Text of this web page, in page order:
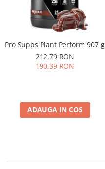
Pro Supps Plant Perform 907 g
212,79 RON
190,39 RON
ADAUGA IN COS